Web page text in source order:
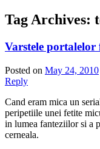
Tag Archives:
Varstele portalelor
Posted on May 24, 2010
Reply
Cand eram mica un
peripetiile unei fetite
in lumea fanteziilor si a
cerneala.